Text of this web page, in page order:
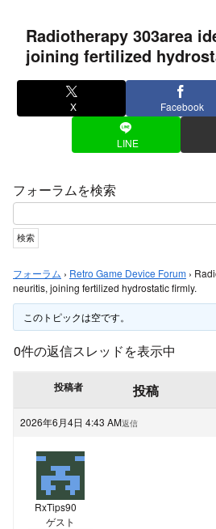
Radiotherapy 303area
joining fertilized
X Facebook
LINE
フォーラムを検索
フォーラム › Retro Game Device Forum ›
neuritis, joining fertilized hydrostatic firmly.
このトピックは空です。
0件の返信スレッドを表示中
投稿者 投稿
2026年6月4日 4:43 AM返信
RxTips90
ゲスト